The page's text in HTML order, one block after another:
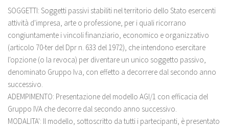
SOGGETTI: Soggetti passivi stabiliti nel territorio dello Stato esercenti
attività d'impresa, arte o professione, per i quali ricorrano
congiuntamente i vincoli finanziario, economico e organizzativo
(articolo 70-ter del Dpr n. 633 del 1972), che intendono esercitare
l'opzione (o la revoca) per diventare un unico soggetto passivo,
denominato Gruppo Iva, con effetto a decorrere dal secondo anno
successivo.
ADEMPIMENTO: Presentazione del modello AGI/1 con efficacia del
Gruppo IVA che decorre dal secondo anno successivo.
MODALITA': Il modello, sottoscritto da tutti i partecipanti, è presentato